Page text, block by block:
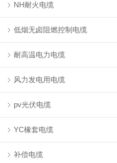
NH耐火电缆
低烟无卤阻燃控制电缆
耐高温电力电缆
风力发电用电缆
pv光伏电缆
YC橡套电缆
补偿电缆